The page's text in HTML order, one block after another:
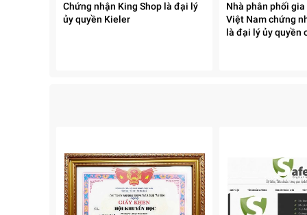
Chứng nhận King Shop là đại lý
ủy quyền Kieler
Nhà phân phối
Việt Nam chứng
là đại lý ủy quyền